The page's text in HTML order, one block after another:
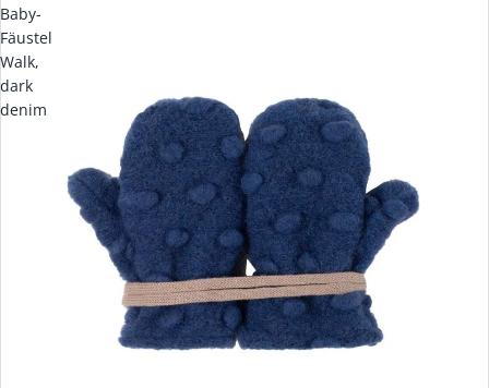
Baby-
Fäustel
Walk,
dark
denim